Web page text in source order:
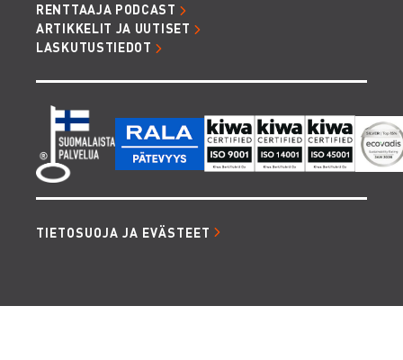
RENTTAAJA PODCAST
ARTIKKELIT JA UUTISET
LASKUTUSTIEDOT
TIETOSUOJA JA EVÄSTEET